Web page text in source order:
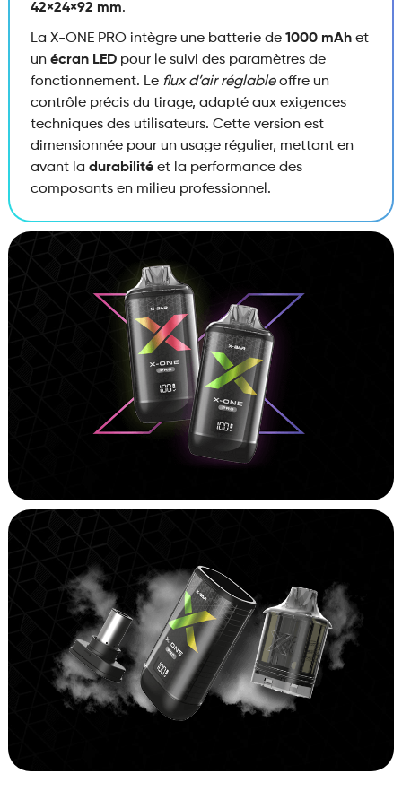
42×24×92 mm.
La X-ONE PRO intègre une batterie de 1000 mAhet
un écran LEDpour le suivi des paramètres de
fonctionnement. Le flux d’air réglableoffre un
contrôle précis du tirage, adapté aux exigences
techniques des utilisateurs. Cette version est
dimensionnée pour un usage régulier, mettant en
avant la durabilitéet la performance des
composants en milieu professionnel.